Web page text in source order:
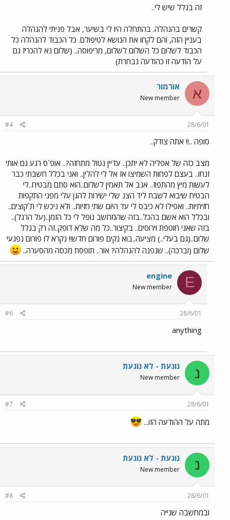
זה בגלל שיש לי..
קשרים בהנהלה. בהתחלה היו לי בשיער, אבל פניתי להנהלה
בעניין הזה, והם לקחו את הנושא לטיפולם. כל הכבוד להנהלה כל
הכבוד לשלום כל השלום לשלום, מריפוסה.. (שלום נא להכריז גם
על הודעה זו כהודעה נבחרת)
א אורמור
New member
28/6/01
#4
סופה ..!! אתה צודק..
מצב כזה של אפליה לא יתכן.. עדיין נטול מתחזה?.. אופ`ס רגע גם אותי
זנחו.. בעצם לפחות השמיצו אז אל לי להלין.. ואני בכלל חשבתי כבר
לעשות מיץ מהתפוז.. אגב אל תאמין לשלום..הוא סתם מבטיח..לי
הבטיח שיבוא לשבת ליד הצג שלי ישירות להגן עלי מפני התקפות
חזיתיות.. ואפילו לא כיבס לי עד היום שתי חזיות.. ולא ניכש לי ת`קוצים..
ובכלל הוא אשם בהכל..בזה שהמחשב נופל לי כל הזמן..(על הרגל)..
בזה שאני חוטפת וירוסים.. בקיצור..כל מה שלא דופק..זה רק בגלל
שלום..(גם בעלי..) מציעה..בוא נקים פורום חדש!! נקרא לו פורום נפגעי
שלום (וברכה).. שנפנה להנהלה? אור.. תופסת מכסה מהסערה..
E
engine
New member
28/6/01
#6
anything
נ נוגעת - לא נוגעת
New member
28/6/01
#7
מתה על ההודעה הזו...
נ נוגעת - לא נוגעת
New member
28/6/01
#8
ובמחשבה שנייה